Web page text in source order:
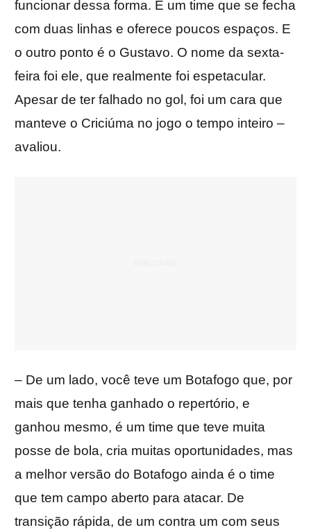
funcionar dessa forma. É um time que se fecha
com duas linhas e oferece poucos espaços. E
o outro ponto é o Gustavo. O nome da sexta-
feira foi ele, que realmente foi espetacular.
Apesar de ter falhado no gol, foi um cara que
manteve o Criciúma no jogo o tempo inteiro –
avaliou.
– De um lado, você teve um Botafogo que, por
mais que tenha ganhado o repertório, e
ganhou mesmo, é um time que teve muita
posse de bola, cria muitas oportunidades, mas
a melhor versão do Botafogo ainda é o time
que tem campo aberto para atacar. De
transição rápida, de um contra um com seus